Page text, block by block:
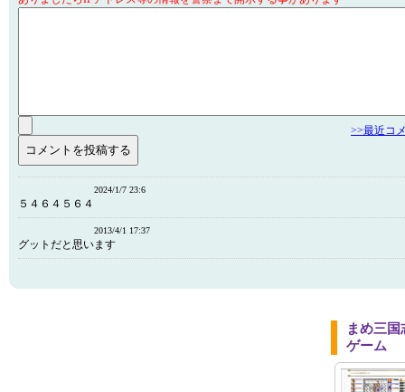
>>最近コ
2024/1/7 23:6
５４６４５６４
2013/4/1 17:37
グットだと思います
まめ三
ゲーム